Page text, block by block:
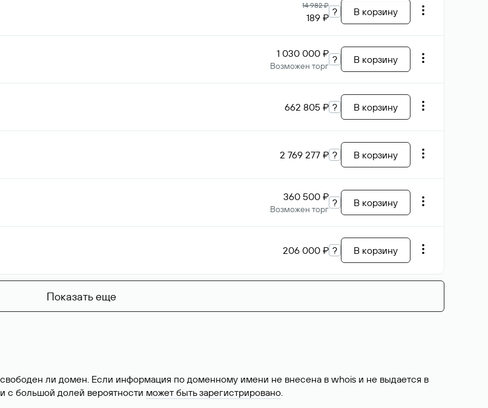
14 982 ₽
189 ₽ ? В корзину
1 030 000 ₽
Возможен торг
? В корзину
662 805 ₽ ? В корзину
2 769 277 ₽ ? В корзину
360 500 ₽
Возможен торг
? В корзину
206 000 ₽ ? В корзину
Показать еще
ли домен. Если информация по доменному имени не внесена в whois и не выдается в
с большой долей вероятности может быть зарегистрировано.